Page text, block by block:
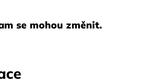
se mohou změnit.